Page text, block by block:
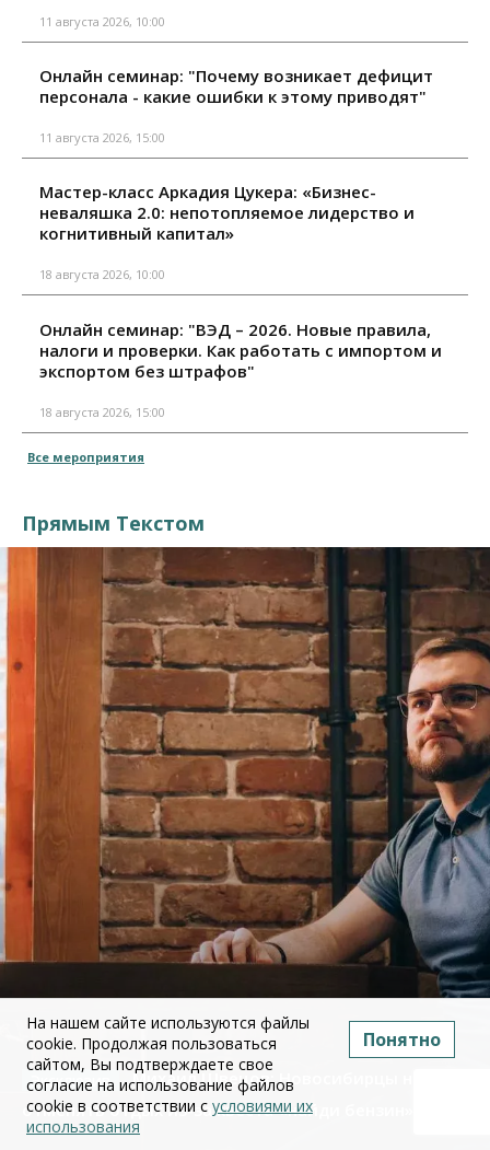
11 августа 2026, 10:00
Онлайн семинар: "Почему возникает дефицит
персонала - какие ошибки к этому приводят"
11 августа 2026, 15:00
Мастер-класс Аркадия Цукера: «Бизнес-
неваляшка 2.0: непотопляемое лидерство и
когнитивный капитал»
18 августа 2026, 10:00
Онлайн семинар: "ВЭД – 2026. Новые правила,
налоги и проверки. Как работать с импортом и
экспортом без штрафов"
18 августа 2026, 15:00
Все мероприятия
Прямым Текстом
Михаил Швецов: Новосибирцы начали
отменять отдых из-за квеста «найди бензин»
На нашем сайте используются файлы
cookie. Продолжая пользоваться
сайтом, Вы подтверждаете свое
согласие на использование файлов
cookie в соответствии с условиями их
использования
Понятно